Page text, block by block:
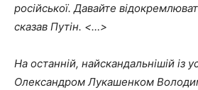
російської. Давайте
сказав Путін. <…>
На останній, найскандальнішій із
Олександром Лукашенком